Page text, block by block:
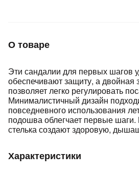
О товаре
Эти сандалии для первых шагов
обеспечивают защиту, а двойная
позволяет легко регулировать
Минималистичный дизайн
повседневного использования
подошва облегчает первые
стелька создают здоровую,
Характеристики